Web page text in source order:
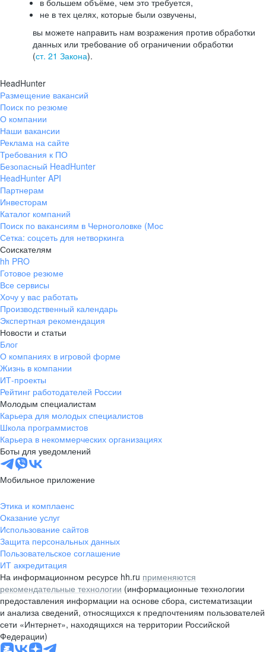
в большем объёме, чем это требуется,
не в тех целях, которые были озвучены,
вы можете направить нам возражения против обработки
данных или требование об ограничении обработки
(ст. 21 Закона).
HeadHunter
Размещение вакансий
Поиск по резюме
О компании
Наши вакансии
Реклама на сайте
Требования к ПО
Безопасный HeadHunter
HeadHunter API
Партнерам
Инвесторам
Каталог компаний
Поиск по вакансиям в Черноголовке (Мос
Сетка: соцсеть для нетворкинга
Соискателям
hh PRO
Готовое резюме
Все сервисы
Хочу у вас работать
Производственный календарь
Экспертная рекомендация
Новости и статьи
Блог
О компаниях в игровой форме
Жизнь в компании
ИТ-проекты
Рейтинг работодателей России
Молодым специалистам
Карьера для молодых специалистов
Школа программистов
Карьера в некоммерческих организациях
Боты для уведомлений
Мобильное приложение
Этика и комплаенс
Оказание услуг
Использование сайтов
Защита персональных данных
Пользовательское соглашение
ИТ аккредитация
На информационном ресурсе hh.ru применяются
рекомендательные технологии (информационные технологии
предоставления информации на основе сбора, систематизации
и анализа сведений, относящихся к предпочтениям пользователей
сети «Интернет», находящихся на территории Российской
Федерации)